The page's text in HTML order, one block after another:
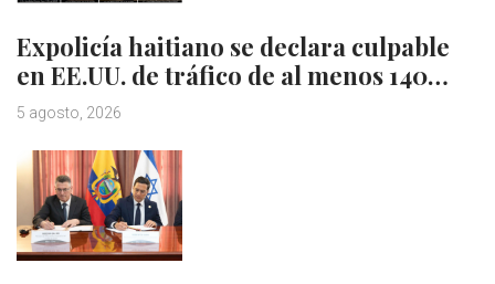
Expolicía haitiano se declara culpable
en EE.UU. de tráfico de al menos 140…
5 agosto, 2026